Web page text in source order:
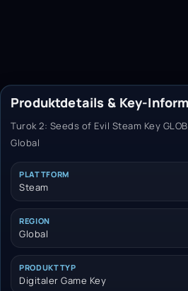
Produktdetails & Key-
Turok 2: Seeds of Evil Steam Key
Global
PLATTFORM
Steam
REGION
Global
PRODUKTTYP
Digitaler Game Key